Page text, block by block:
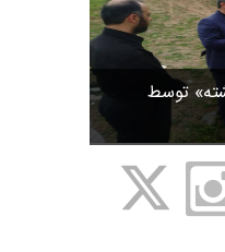
توسط